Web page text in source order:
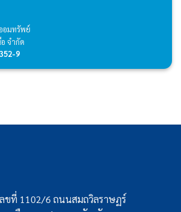
มทรัพย์
จำกัด
9
ขที่ 1102/6 ถนนสมถวิลราษฏร์